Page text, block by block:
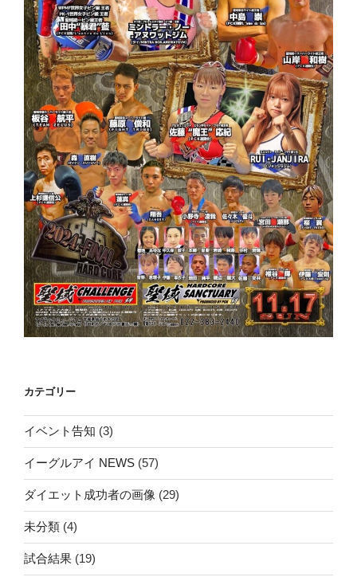
カテゴリー
イベント告知 (3)
イーグルアイ NEWS (57)
ダイエット成功者の画像 (29)
未分類 (4)
試合結果 (19)